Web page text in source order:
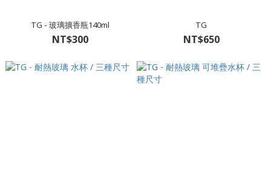
TG - 玻璃擴香瓶140ml
NT$300
TG
NT$650